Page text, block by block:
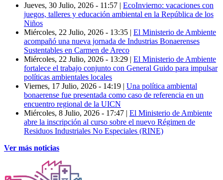
Jueves, 30 Julio, 2026 - 11:57 | EcoInvierno: vacaciones con
juegos, talleres y educación ambiental en la República de los
Niños
Miércoles, 22 Julio, 2026 - 13:35 | El Ministerio de Ambiente
acompañó una nueva jornada de Industrias Bonaerenses
Sustentables en Carmen de Areco
Miércoles, 22 Julio, 2026 - 13:29 | El Ministerio de Ambiente
fortalece el trabajo conjunto con General Guido para impulsar
políticas ambientales locales
Viernes, 17 Julio, 2026 - 14:19 | Una política ambiental
bonaerense fue presentada como caso de referencia en un
encuentro regional de la UICN
Miércoles, 8 Julio, 2026 - 17:47 | El Ministerio de Ambiente
abre la inscripción al curso sobre el nuevo Régimen de
Residuos Industriales No Especiales (RINE)
Ver más noticias